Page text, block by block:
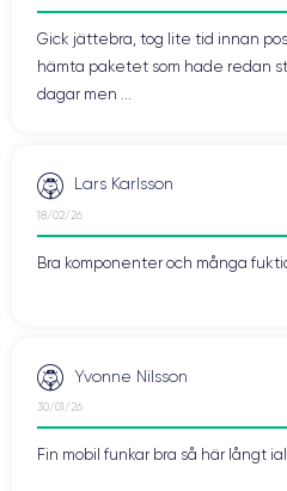
Gick jättebra, tog lite tid innan
hämta paketet som hade redan
dagar men ...
Lars Karlsson
18/02/26
Bra komponenter och många
Yvonne Nilsson
30/01/26
Fin mobil funkar bra så här långt